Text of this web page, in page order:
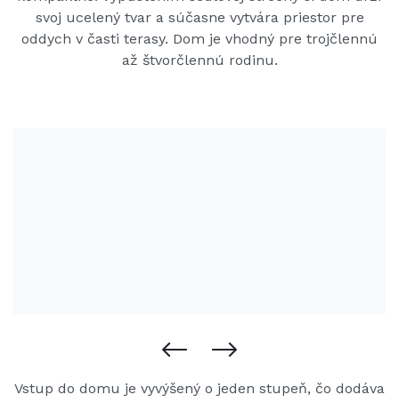
svoj ucelený tvar a súčasne vytvára priestor pre
oddych v časti terasy. Dom je vhodný pre trojčlennú
až štvorčlennú rodinu.
Vstup do domu je vyvýšený o jeden stupeň, čo dodáva